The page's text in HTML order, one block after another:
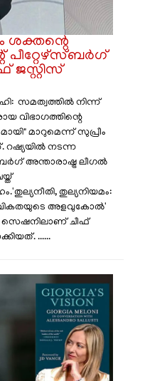
ശക്തന്റെ
പീറ്റേഴ്‌സ്ബർഗ്
ജസ്റ്റിസ്
സമത്വത്തിൽ നിന്ന്
വിഭാഗത്തിന്റെ
മാറുമെന്ന് സുപ്രീം
റഷ്യയിൽ നടന്ന
അന്താരാഷ്ട്ര ലീഗൽ
​'തുല്യനീതി, തുല്യനിയമം:
അളവുകോൽ'
സെഷനിലാണ് ചീഫ്
......